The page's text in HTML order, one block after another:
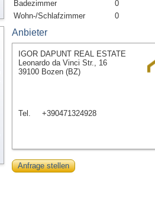
Badezimmer
0
Wohn-/Schlafzimmer
0
Anbieter
IGOR DAPUNT REAL ESTATE
Leonardo da Vinci Str., 16
39100 Bozen (BZ)
Tel. +390471324928
Anfrage stellen